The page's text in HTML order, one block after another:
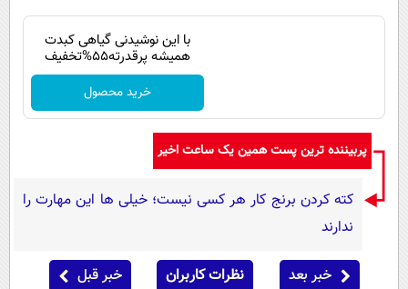
با این نوشیدنی گیاهی کبدت
همیشه پرقدرته55%تخفیف
خرید محصول
پربیننده ترین پست همین یک ساعت اخیر
کته کردن برنج کار هر کسی نیست؛ خیلی ها این مهارت را
ندارند
خبر بعد نظرات کاربران خبر قبل